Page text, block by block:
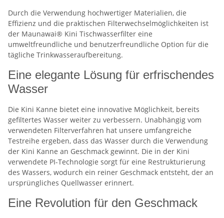
Durch die Verwendung hochwertiger Materialien, die
Effizienz und die praktischen Filterwechselmöglichkeiten ist
der Maunawai® Kini Tischwasserfilter eine
umweltfreundliche und benutzerfreundliche Option für die
tägliche Trinkwasseraufbereitung.
Eine elegante Lösung für erfrischendes
Wasser
Die Kini Kanne bietet eine innovative Möglichkeit, bereits
gefiltertes Wasser weiter zu verbessern. Unabhängig vom
verwendeten Filterverfahren hat unsere umfangreiche
Testreihe ergeben, dass das Wasser durch die Verwendung
der Kini Kanne an Geschmack gewinnt. Die in der Kini
verwendete PI-Technologie sorgt für eine Restrukturierung
des Wassers, wodurch ein reiner Geschmack entsteht, der an
ursprüngliches Quellwasser erinnert.
Eine Revolution für den Geschmack